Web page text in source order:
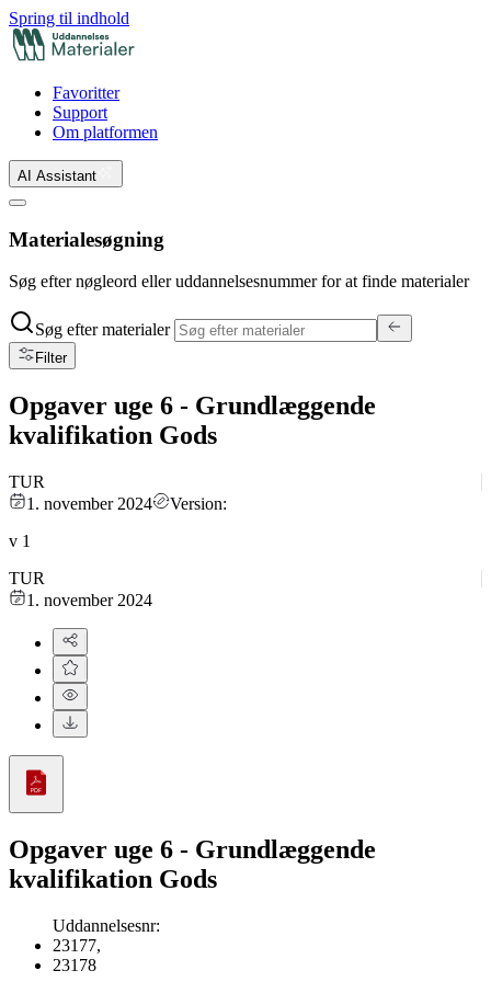
Spring til indhold
Favoritter
Support
Om platformen
AI Assistant
Materialesøgning
Søg efter nøgleord eller uddannelsesnummer for at finde materialer
Søg efter materialer
Filter
Opgaver uge 6 - Grundlæggende
kvalifikation Gods
TUR
1. november 2024
Version:
v 1
TUR
1. november 2024
Opgaver uge 6 - Grundlæggende
kvalifikation Gods
Uddannelsesnr:
23177,
23178